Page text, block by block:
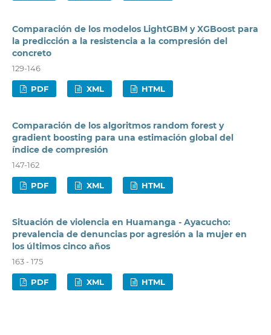
Comparación de los modelos LightGBM y XGBoost para
la predicción a la resistencia a la compresión del
concreto
129-146
PDF XML HTML
Comparación de los algoritmos random forest y
gradient boosting para una estimación global del
índice de compresión
147-162
PDF XML HTML
Situación de violencia en Huamanga - Ayacucho:
prevalencia de denuncias por agresión a la mujer en
los últimos cinco años
163 - 175
PDF XML HTML